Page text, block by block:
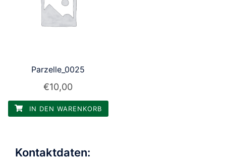
Parzelle_0025
€10,00
IN DEN WARENKORB
Kontaktdaten: